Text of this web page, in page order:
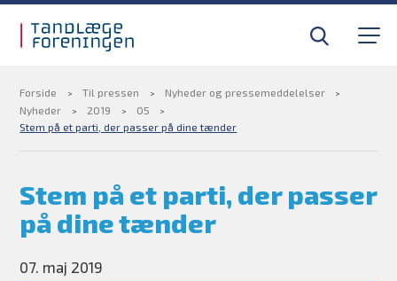
Til tandlæger
Medlemsfordele
Om foreningen
Forside Til pressen
Nyheder og pressemeddelelser
Nyheder
2019
05
Stem på et parti, der passer på dine tænder
Stem på et parti, der passer
på dine tænder
07. maj 2019